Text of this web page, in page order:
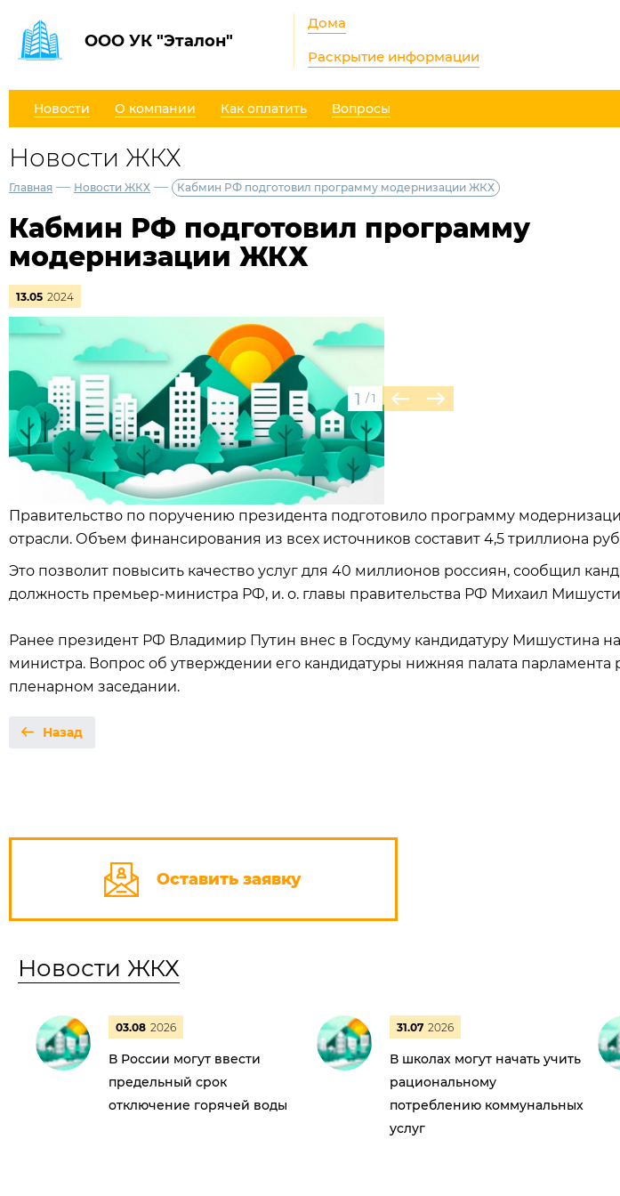
ООО УК "Эталон"
Дома
Раскрытие информации
Новости О компании Как оплатить Вопросы
Новости ЖКХ
Главная — Новости ЖКХ — Кабмин РФ подготовил программу модернизации ЖКХ
Кабмин РФ подготовил программу
модернизации ЖКХ
13.05 2024
1 / 1
Правительство по поручению президента подготовило программу
отрасли. Объем финансирования из всех источников составит 4,5 триллиона
Это позволит повысить качество услуг для 40 миллионов россиян, сообщил
должность премьер-министра РФ, и. о. главы правительства РФ Михаил
Ранее президент РФ Владимир Путин внес в Госдуму кандидатуру Мишустина
министра. Вопрос об утверждении его кандидатуры нижняя палата парламента
пленарном заседании.
Назад
Оставить заявку
Новости ЖКХ
03.08 2026
В России могут ввести
предельный срок
отключение горячей воды
31.07 2026
В школах могут начать учить
рациональному
потреблению коммунальных
услуг